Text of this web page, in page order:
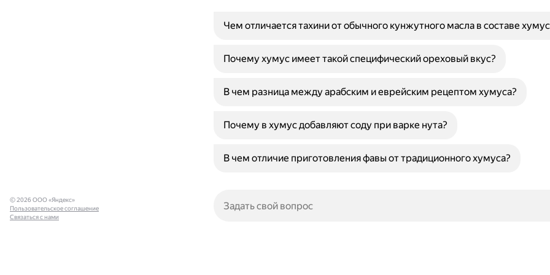
Чем отличается тахини от обычного кунжутного масла в составе
Почему хумус имеет такой специфический ореховый вкус?
В чем разница между арабским и еврейским рецептом хумуса?
Почему в хумус добавляют соду при варке нута?
В чем отличие приготовления фавы от традиционного хумуса?
© 2026 ООО «Яндекс»
Пользовательское соглашение
Связаться с нами